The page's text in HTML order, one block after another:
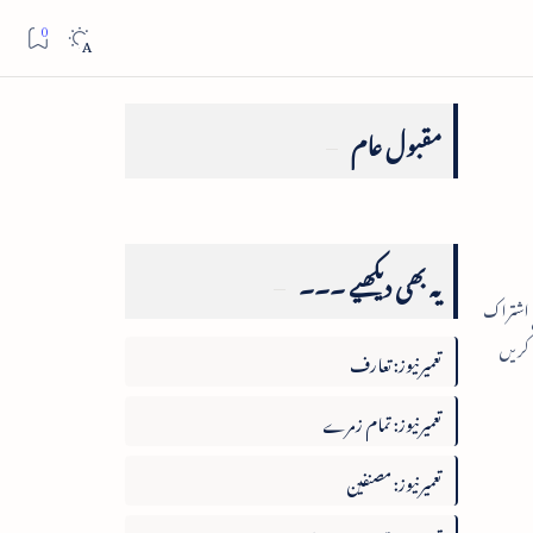
مقبول عام
یہ بھی دیکھیے ۔۔۔
تعمیرنیوز: تعارف
تعمیرنیوز: تمام زمرے
تعمیرنیوز: مصنفین